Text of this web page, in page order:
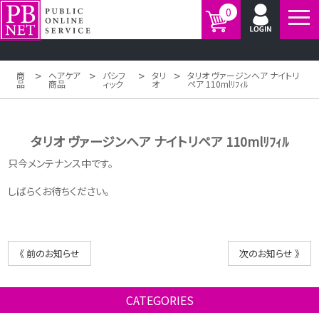
0
商
品 > ヘアケア
商品 > パシフ
ィック > タリ
オ > タリオ ヴァージンヘア ナイトリ
ペア 110mlﾘﾌｨﾙ
タリオ ヴァージンヘア ナイトリペア 110mlﾘﾌｨﾙ
只今メンテナンス中です。
しばらくお待ちください。
《 前のお知らせ 次のお知らせ 》
CATEGORIES